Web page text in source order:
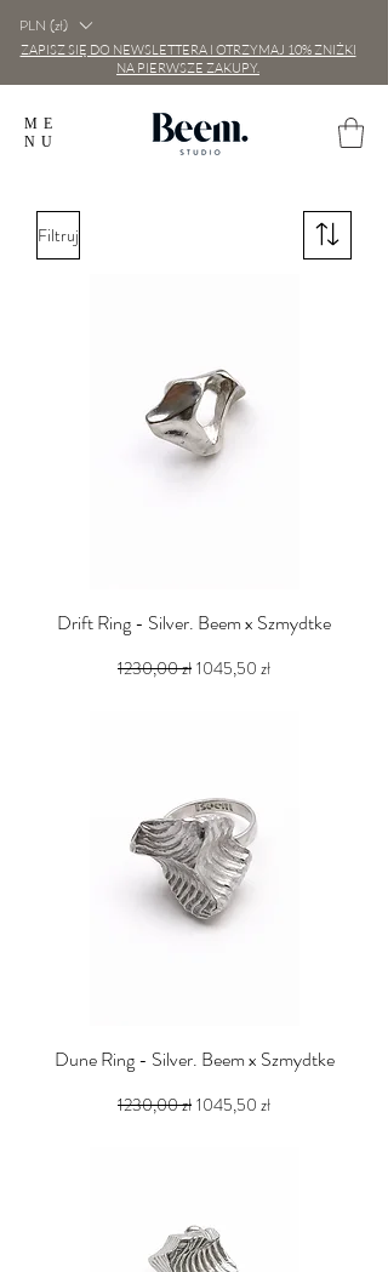
ME
NU
PLN (zł)
ZAPISZ SIĘ DO NEWSLETTERA I OTRZYMAJ 10% ZNIŻKI
NA PIERWSZE ZAKUPY.
Filtruj
Drift Ring - Silver. Beem x Szmydtke
Regularna cena
1230,00 zł Cena rabatowa
1045,50 zł
Dune Ring - Silver. Beem x Szmydtke
Regularna cena
1230,00 zł Cena rabatowa
1045,50 zł